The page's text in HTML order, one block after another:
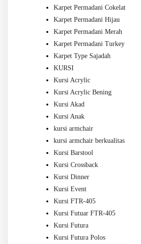
Karpet Permadani Cokelat
Karpet Permadani Hijau
Karpet Permadani Merah
Karpet Permadani Turkey
Karpet Type Sajadah
KURSI
Kursi Acrylic
Kursi Acrylic Bening
Kursi Akad
Kursi Anak
kursi armchair
kursi armchair berkualitas
Kursi Barstool
Kursi Crossback
Kursi Dinner
Kursi Event
Kursi FTR-405
Kursi Futuar FTR-405
Kursi Futura
Kursi Futura Polos